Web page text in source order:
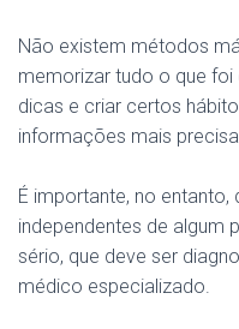
Não existem métodos
memorizar tudo o que foi
dicas e criar certos
informações mais
É importante, no
independentes de algum
sério, que deve ser
médico especializado.